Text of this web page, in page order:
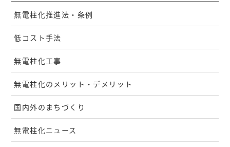
無電柱化推進法・条例
低コスト手法
無電柱化工事
無電柱化のメリット・デメリット
国内外のまちづくり
無電柱化ニュース